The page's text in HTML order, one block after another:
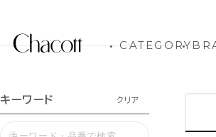
CATEGORY
キーワード クリア